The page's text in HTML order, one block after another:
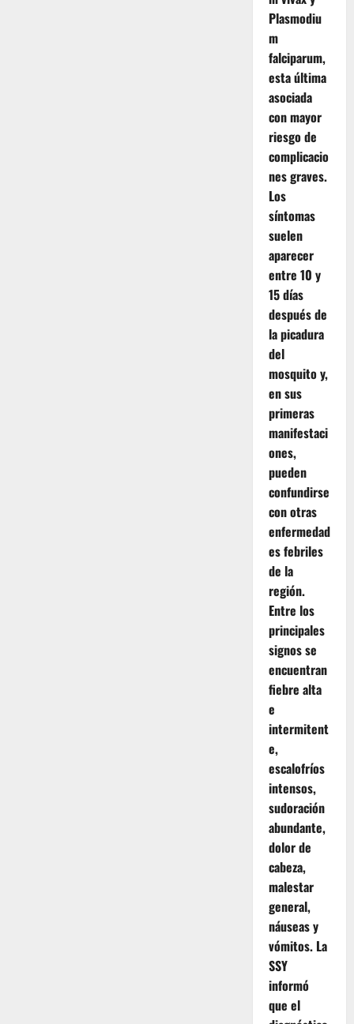
Plasmodiu
m
falciparum,
esta última
asociada
con mayor
riesgo de
complicacio
nes graves.
Los
síntomas
suelen
aparecer
entre 10 y
15 días
después de
la picadura
del
mosquito y,
en sus
primeras
manifestaci
ones,
pueden
confundirse
con otras
enfermedad
es febriles
de la
región.
Entre los
principales
signos se
encuentran
fiebre alta
e
intermitent
e,
escalofríos
intensos,
sudoración
abundante,
dolor de
cabeza,
malestar
general,
náuseas y
vómitos. La
SSY
informó
que el